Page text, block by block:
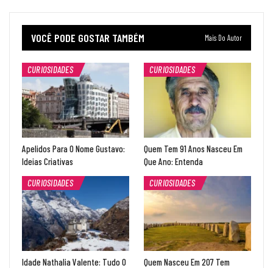
VOCÊ PODE GOSTAR TAMBÉM Mais Do Autor
CURIOSIDADES
Apelidos Para O Nome Gustavo:
Ideias Criativas
CURIOSIDADES
Quem Tem 91 Anos Nasceu Em
Que Ano: Entenda
CURIOSIDADES
Idade Nathalia Valente: Tudo O
CURIOSIDADES
Quem Nasceu Em 207 Tem